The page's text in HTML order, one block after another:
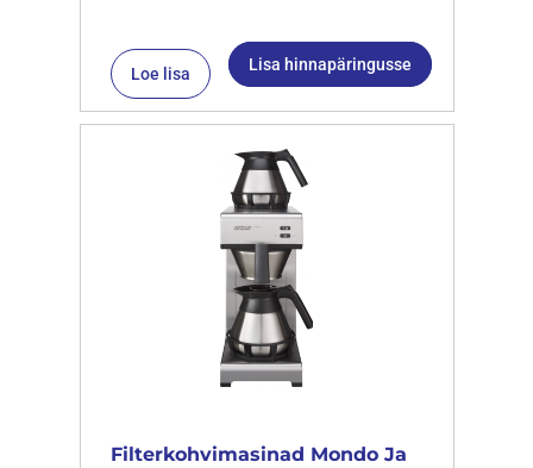
Loe lisa Lisa hinnapäringusse
Filterkohvimasinad Mondo Ja